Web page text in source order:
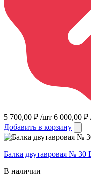
5 700,00 ₽ /шт 6 000,00 ₽
Добавить в корзину
Балка двутавровая № 30
В наличии